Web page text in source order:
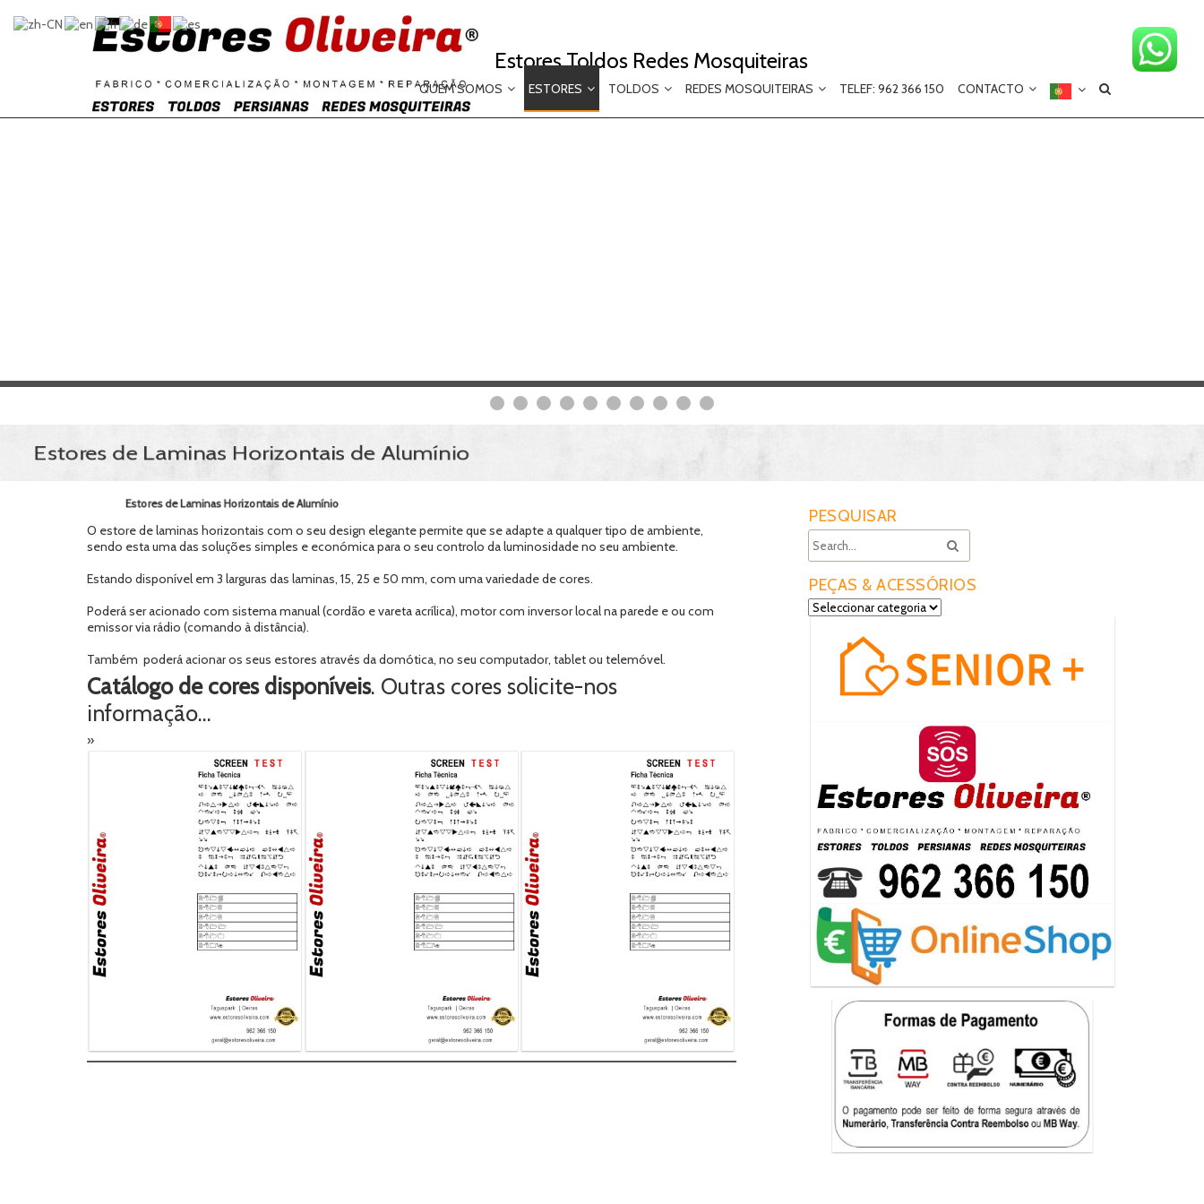
Estores Toldos Redes Mosquiteiras
QUEM SOMOS ESTORES TOLDOS REDES MOSQUITEIRAS TELEF: 962 366 150 CONTACTO
Estores de Laminas Horizontais de Alumínio
Estores de Laminas Horizontais de Alumínio
O estore de laminas horizontais com o seu design elegante permite que se adapte a qualquer tipo de ambiente,
sendo esta uma das soluções simples e económica para o seu controlo da luminosidade no seu ambiente.
Estando disponível em 3 larguras das laminas, 15, 25 e 50 mm, com uma variedade de cores.
Poderá ser acionado com sistema manual (cordão e vareta acrílica), motor com inversor local na parede e ou com
emissor via rádio (comando à distância).
Também poderá acionar os seus estores através da domótica, no seu computador, tablet ou telemóvel.
Catálogo de cores disponíveis. Outras cores solicite-nos
informação…
»
PESQUISAR
PEÇAS & ACESSÓRIOS